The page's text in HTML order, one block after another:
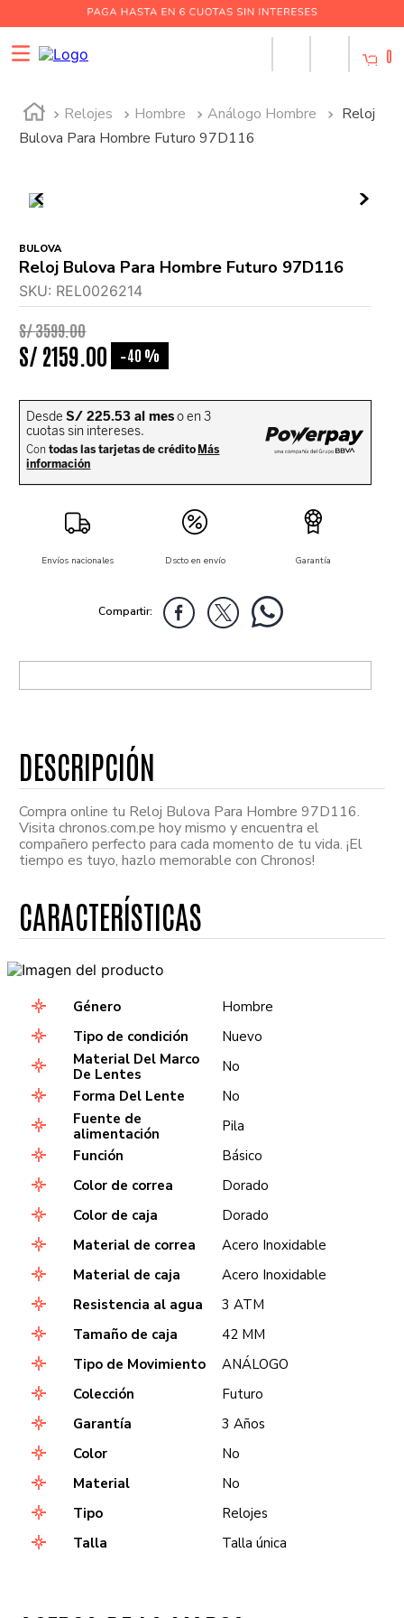
0
Relojes Hombre Análogo Hombre
Reloj
Bulova Para Hombre Futuro 97D116
BULOVA
Reloj Bulova Para Hombre Futuro 97D116
SKU: REL0026214
S/3599.00
S/ 2159 00 -40 %
Envíos nacionales Dscto en envío Garantía
Compra online tu Reloj Bulova Para Hombre 97D116.
Visita chronos.com.pe hoy mismo y encuentra el
compañero perfecto para cada momento de tu vida. ¡El
tiempo es tuyo, hazlo memorable con Chronos!
Género
Hombre
Tipo de condición
Nuevo
Material Del Marco
De Lentes
No
Forma Del Lente
No
Fuente de
alimentación
Pila
Función
Básico
Color de correa
Dorado
Color de caja
Dorado
Material de correa
Acero Inoxidable
Material de caja
Acero Inoxidable
Resistencia al agua
3 ATM
Tamaño de caja
42 MM
Tipo de Movimiento
ANÁLOGO
Colección
Futuro
Garantía
3 Años
Color
No
Material
No
Tipo
Relojes
Talla
Talla única